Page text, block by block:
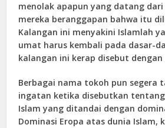
menolak apapun yang datang dari
mereka beranggapan bahwa itu
Kalangan ini menyakini Islamlah
umat harus kembali pada dasar-
kalangan ini kerap disebut
Berbagai nama tokoh pun segera
ingatan ketika disebutkan
Islam yang ditandai dengan
Dominasi Eropa atas dunia Islam,